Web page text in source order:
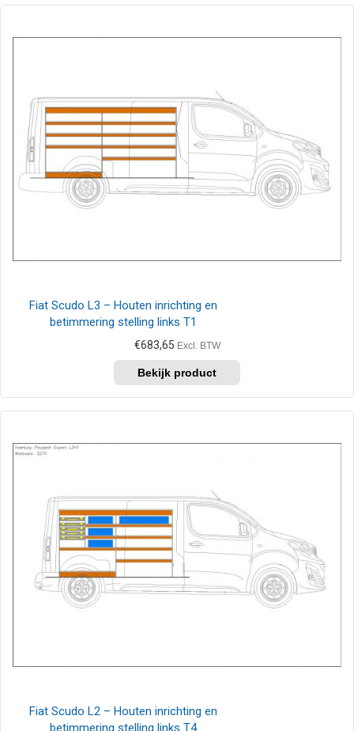
Fiat Scudo L3 – Houten inrichting en
betimmering stelling links T1
€683,65 Excl. BTW
Fiat Scudo L2 – Houten inrichting en
betimmering stelling links T4